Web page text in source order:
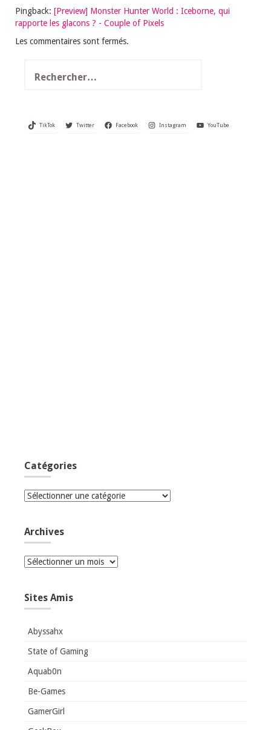
Pingback: [Preview] Monster Hunter World : Iceborne, qui
rapporte les glacons ? - Couple of Pixels
Les commentaires sont fermés.
TikTok Twitter Facebook Instagram YouTube
Catégories
Catégories
Archives
Archives
Sites Amis
Abyssahx
State of Gaming
Aquab0n
Be-Games
GamerGirl